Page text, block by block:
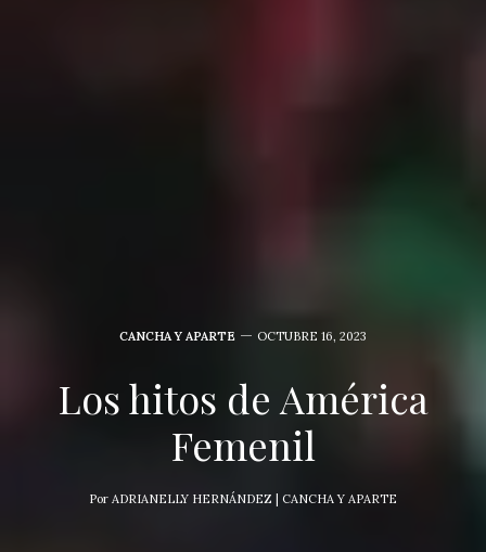
CANCHA Y APARTE OCTUBRE 16, 2023
Los hitos de América
Femenil
Por ADRIANELLY HERNÁNDEZ | CANCHA Y APARTE